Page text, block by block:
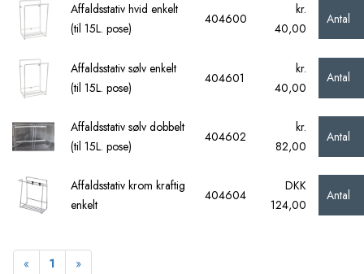
Affaldsstativ hvid enkelt
(til 15L. pose)
404600
kr.
40,00
Antal
Affaldsstativ sølv enkelt
(til 15L. pose)
404601
kr.
40,00
Antal
Affaldsstativ sølv dobbelt
(til 15L. pose)
404602
kr.
82,00
Antal
Affaldsstativ krom kraftig
enkelt
404604
DKK
124,00
Antal
« Forrige
1 »Næste